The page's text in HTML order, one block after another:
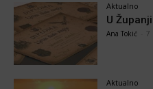
Aktualno
U
Ana Tokić 7
Aktualno